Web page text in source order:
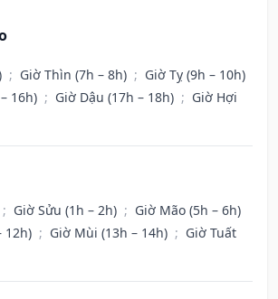
; Giờ Thìn (7h – 8h) ; Giờ Tỵ (9h – 10h)
16h) ; Giờ Dậu (17h – 18h) ; Giờ Hợi
; Giờ Sửu (1h – 2h) ; Giờ Mão (5h – 6h)
12h) ; Giờ Mùi (13h – 14h) ; Giờ Tuất